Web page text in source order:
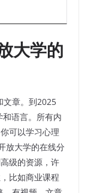
大学的
文章。到2025
语言。所有内
可以学习心理
放大学的在线分
级的资源，许
比如商业课程